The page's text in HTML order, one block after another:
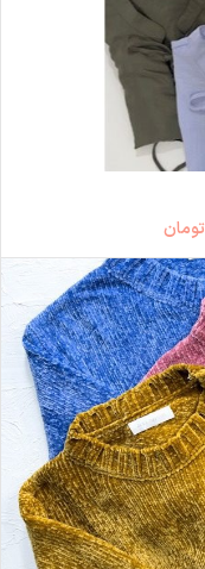
تومان